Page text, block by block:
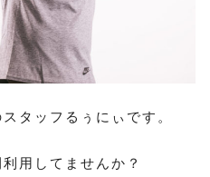
タッフるぅにぃです。
用してませんか？